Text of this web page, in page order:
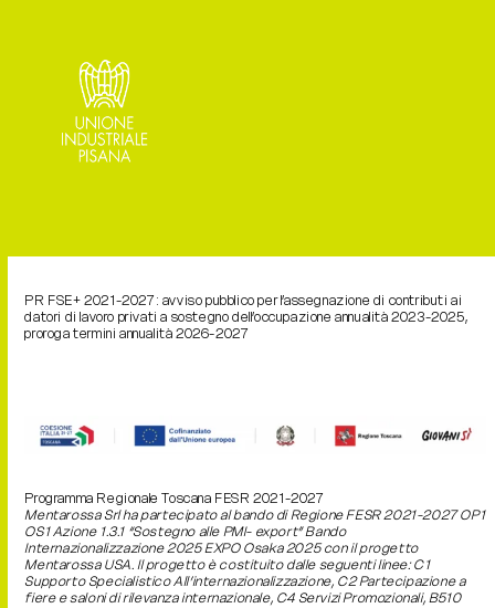
PR FSE+ 2021-2027: avviso pubblico per l’assegnazione di contributi ai
datori di lavoro privati a sostegno dell’occupazione annualità 2023-2025,
proroga termini annualità 2026-2027
Programma Regionale Toscana FESR 2021-2027
Mentarossa Srl ha partecipato al bando di Regione FESR 2021-2027 OP1
OS1 Azione 1.3.1 “Sostegno alle PMI- export” Bando
Internazionalizzazione 2025 EXPO Osaka 2025 con il progetto
Mentarossa USA. Il progetto è costituito dalle seguenti linee: C1
Supporto Specialistico All’internazionalizzazione, C2 Partecipazione a
fiere e saloni di rilevanza internazionale, C4 Servizi Promozionali, B510